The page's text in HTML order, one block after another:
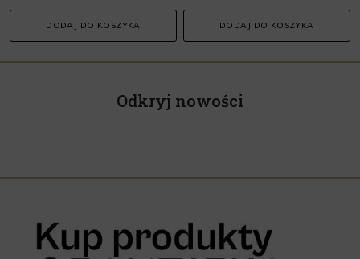
DODAJ DO KOSZYKA DODAJ DO KOSZYKA
Odkryj nowości